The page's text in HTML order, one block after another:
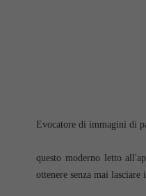
Evocatore di immagini di
questo moderno letto
ottenere senza mai